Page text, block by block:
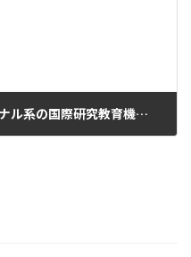
ＩＩＲＥ（第４インターナショナル系の国際研究教育機関：在アムステルダム）女性セミナー２０２３